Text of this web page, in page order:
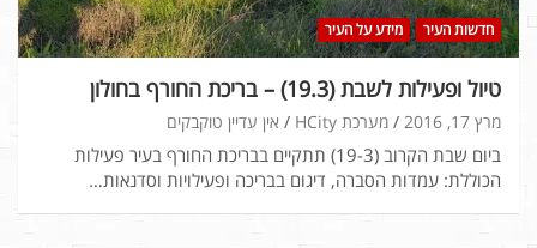
חדשות העיר מידע על העיר
טיול ופעילות לשבת (19.3) – בריכת החורף בחולון
מרץ 17, 2016 מערכת HCity אין עדיין טוקבקים
ביום שבת הקרוב (19-3) תתקיים בבריכת החורף בעיר פעילות
הכוללת: עמדות הסברה, דיגום בבריכה ופעילויות וסדנאות…